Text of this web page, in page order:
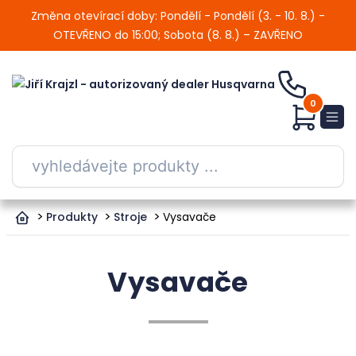
Změna otevírací doby: Pondělí - Pondělí (3. - 10. 8.) -
OTEVŘENO do 15:00; Sobota (8. 8.) – ZAVŘENO
0
Produkty Stroje Vysavače
Vysavače